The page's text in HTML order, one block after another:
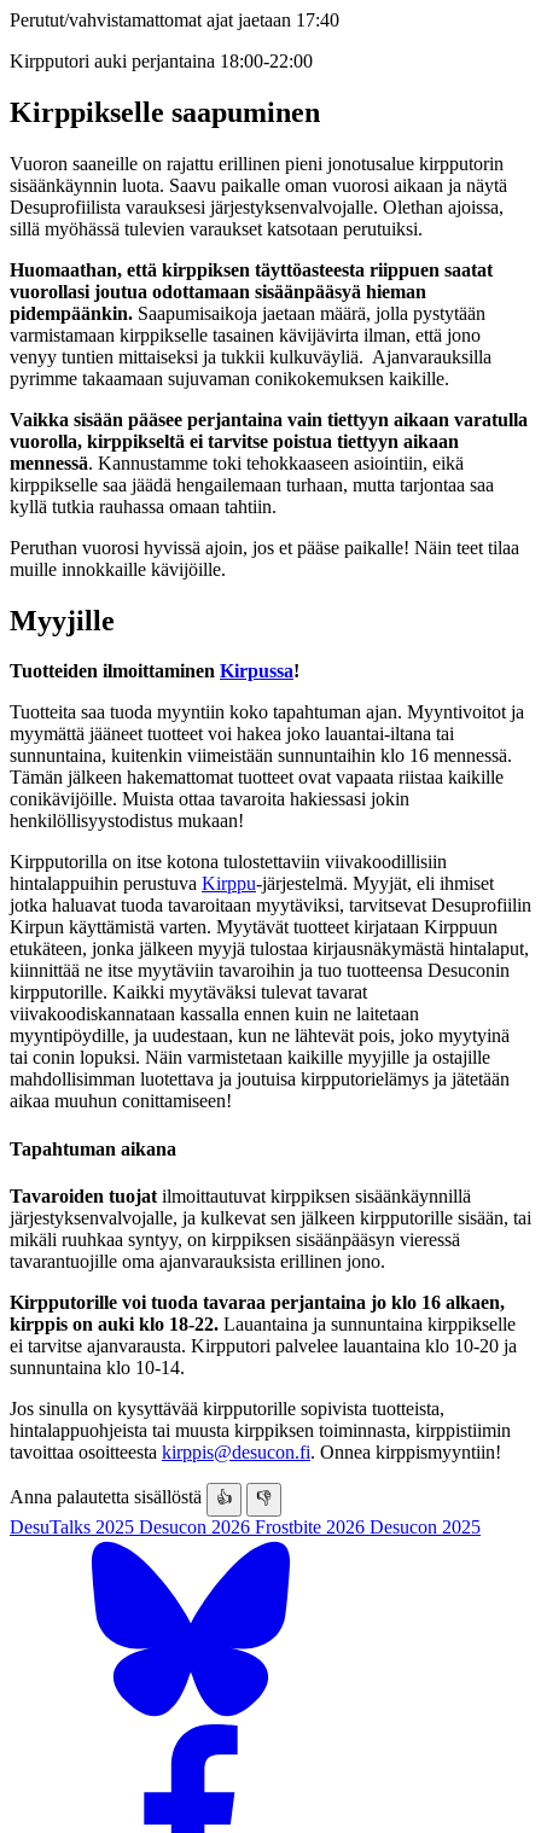
Perutut/vahvistamattomat ajat jaetaan 17:40
Kirpputori auki perjantaina 18:00-22:00
Kirppikselle saapuminen
Vuoron saaneille on rajattu erillinen pieni jonotusalue kirpputorin
sisäänkäynnin luota. Saavu paikalle oman vuorosi aikaan ja näytä
Desuprofiilista varauksesi järjestyksenvalvojalle. Olethan ajoissa,
sillä myöhässä tulevien varaukset katsotaan perutuiksi.
Huomaathan, että kirppiksen täyttöasteesta riippuen saatat
vuorollasi joutua odottamaan sisäänpääsyä hieman
pidempäänkin. Saapumisaikoja jaetaan määrä, jolla pystytään
varmistamaan kirppikselle tasainen kävijävirta ilman, että jono
venyy tuntien mittaiseksi ja tukkii kulkuväyliä. Ajanvarauksilla
pyrimme takaamaan sujuvaman conikokemuksen kaikille.
Vaikka sisään pääsee perjantaina vain tiettyyn aikaan varatulla
vuorolla, kirppikseltä ei tarvitse poistua tiettyyn aikaan
mennessä. Kannustamme toki tehokkaaseen asiointiin, eikä
kirppikselle saa jäädä hengailemaan turhaan, mutta tarjontaa saa
kyllä tutkia rauhassa omaan tahtiin.
Peruthan vuorosi hyvissä ajoin, jos et pääse paikalle! Näin teet tilaa
muille innokkaille kävijöille.
Myyjille
Tuotteiden ilmoittaminen Kirpussa!
Tuotteita saa tuoda myyntiin koko tapahtuman ajan. Myyntivoitot ja
myymättä jääneet tuotteet voi hakea joko lauantai-iltana tai
sunnuntaina, kuitenkin viimeistään sunnuntaihin klo 16 mennessä.
Tämän jälkeen hakemattomat tuotteet ovat vapaata riistaa kaikille
conikävijöille. Muista ottaa tavaroita hakiessasi jokin
henkilöllisyystodistus mukaan!
Kirpputorilla on itse kotona tulostettaviin viivakoodillisiin
hintalappuihin perustuva Kirppu-järjestelmä. Myyjät, eli ihmiset
jotka haluavat tuoda tavaroitaan myytäviksi, tarvitsevat Desuprofiilin
Kirpun käyttämistä varten. Myytävät tuotteet kirjataan Kirppuun
etukäteen, jonka jälkeen myyjä tulostaa kirjausnäkymästä hintalaput,
kiinnittää ne itse myytäviin tavaroihin ja tuo tuotteensa Desuconin
kirpputorille. Kaikki myytäväksi tulevat tavarat
viivakoodiskannataan kassalla ennen kuin ne laitetaan
myyntipöydille, ja uudestaan, kun ne lähtevät pois, joko myytyinä
tai conin lopuksi. Näin varmistetaan kaikille myyjille ja ostajille
mahdollisimman luotettava ja joutuisa kirpputorielämys ja jätetään
aikaa muuhun conittamiseen!
Tapahtuman aikana
Tavaroiden tuojat ilmoittautuvat kirppiksen sisäänkäynnillä
järjestyksenvalvojalle, ja kulkevat sen jälkeen kirpputorille sisään, tai
mikäli ruuhkaa syntyy, on kirppiksen sisäänpääsyn vieressä
tavarantuojille oma ajanvarauksista erillinen jono.
Kirpputorille voi tuoda tavaraa perjantaina jo klo 16 alkaen,
kirppis on auki klo 18-22. Lauantaina ja sunnuntaina kirppikselle
ei tarvitse ajanvarausta. Kirpputori palvelee lauantaina klo 10-20 ja
sunnuntaina klo 10-14.
Jos sinulla on kysyttävää kirpputorille sopivista tuotteista,
hintalappuohjeista tai muusta kirppiksen toiminnasta, kirppistiimin
tavoittaa osoitteesta kirppis@desucon.fi. Onnea kirppismyyntiin!
Anna palautetta sisällöstä 👍 👎
DesuTalks 2025 Desucon 2026 Frostbite 2026 Desucon 2025